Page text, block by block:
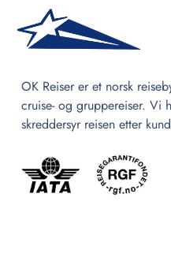
OK Reiser er et norsk
cruise- og gruppereiser. Vi
skreddersyr reisen etter